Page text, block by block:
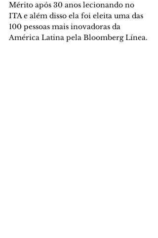
Mérito após 30 anos lecionando no
ITA e além disso ela foi eleita uma das
100 pessoas mais inovadoras da
América Latina pela Bloomberg Línea.